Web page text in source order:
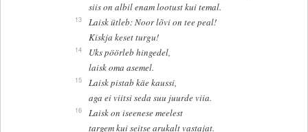
siis on albil enam lootust kui temal.
13
Laisk ütleb: Noor lõvi on tee peal!
Kiskja keset turgu!
14
Uks pöörleb hingedel,
laisk oma asemel.
15
Laisk pistab käe kaussi,
aga ei viitsi seda suu juurde viia.
16
Laisk on iseenese meelest
targem kui seitse arukalt vastajat.